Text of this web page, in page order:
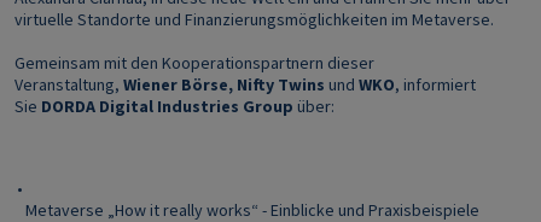
virtuelle Standorte und Finanzierungsmöglichkeiten im Metaverse.
Gemeinsam mit den Kooperationspartnern dieser
Veranstaltung, Wiener Börse, Nifty Twins und WKO, informiert
Sie DORDA Digital Industries Group über:
•
Metaverse „How it really works“ - Einblicke und Praxisbeispiele